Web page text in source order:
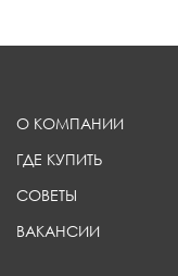
О КОМПАНИИ
ГДЕ КУПИТЬ
СОВЕТЫ
ВАКАНСИИ